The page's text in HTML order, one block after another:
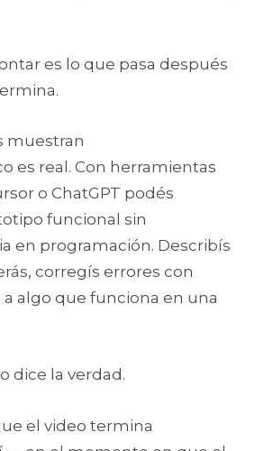
es lo que pasa después
muestran
es real. Con herramientas
o ChatGPT podés
funcional sin
en programación. Describís
corregís errores con
algo que funciona en una
dice la verdad.
el video termina